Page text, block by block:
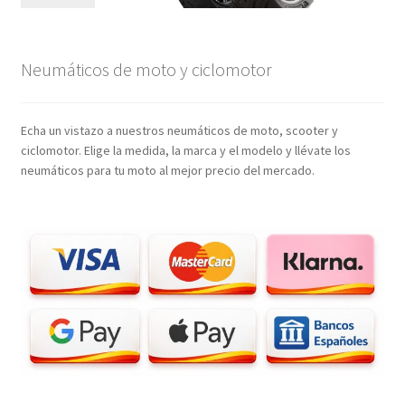
Neumáticos de moto y ciclomotor
Echa un vistazo a nuestros neumáticos de moto, scooter y
ciclomotor. Elige la medida, la marca y el modelo y llévate los
neumáticos para tu moto al mejor precio del mercado.